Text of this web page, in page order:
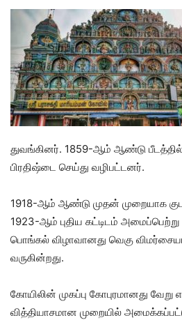
துவங்கினர். 1859-ஆம் ஆண்டு
பிரதிஷ்டை செய்து வழிபட்டனர்.
1918-ஆம் ஆண்டு முதன் முறையாக
1923-ஆம் புதிய கட்டிடம் அமைப்பெற்று
பொங்கல் விழாவானது வெகு
வருகின்றது.
கோயிலின் முகப்பு கோபுரமானது
வித்தியாசமான முறையில்